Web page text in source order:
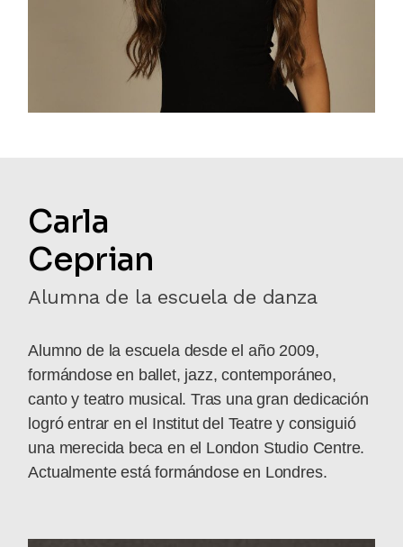
Carla
Ceprian
Alumna de la escuela de danza
Alumno de la escuela desde el año 2009,
formándose en ballet, jazz, contemporáneo,
canto y teatro musical. Tras una gran dedicación
logró entrar en el Institut del Teatre y consiguió
una merecida beca en el London Studio Centre.
Actualmente está formándose en Londres.